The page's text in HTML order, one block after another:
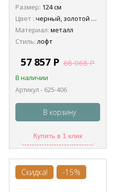
Postema
Размер: 124 см
Цвет : черный, золотой антик
Материал: металл
Стиль: лофт
57 857 Р 68 068Р
В наличии
Артикул - 625-406
В корзину
Купить в 1 клик
Скидка! -15%